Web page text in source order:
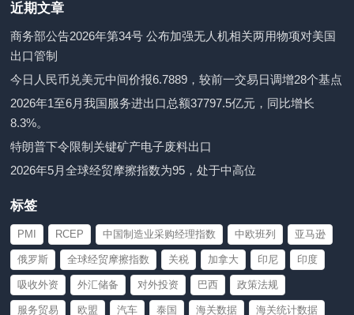
近期文章
商务部公告2026年第34号 公布加强无人机相关两用物项对美国
出口管制
今日人民币兑美元中间价报6.7889，较前一交易日调增28个基点
2026年1至6月我国服务进出口总额37797.5亿元，同比增长
8.3%。
特朗普下令限制关键矿产电子废料出口
2026年5月全球经贸摩擦指数为95，处于中高位
标签
PMI RCEP 中国制造业采购经理指数 中欧班列 亚马逊
俄罗斯 全球经贸摩擦指数 关税 加拿大 印尼 印度
吸收外资 外汇储备 对外投资 巴西 政策法规
服务贸易 欧盟 汽车 泰国 海关数据 海关统计数据